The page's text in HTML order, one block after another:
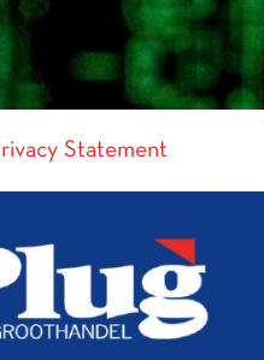
Statement